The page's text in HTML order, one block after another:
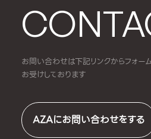
お問い合わせは下記リンクからフォー
お受けしております
AZAにお問い合わせをする